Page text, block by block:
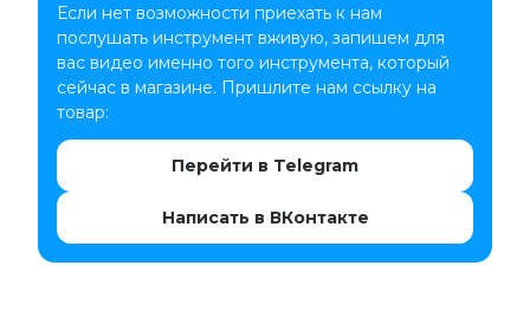
Если нет возможности приехать к нам
послушать инструмент вживую, запишем для
вас видео именно того инструмента, который
сейчас в магазине. Пришлите нам ссылку на
товар:
Перейти в Telegram
Написать в ВКонтакте